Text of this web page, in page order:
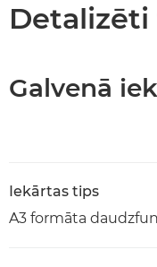
Galvenā
Iekārtas tips
A3 formāta